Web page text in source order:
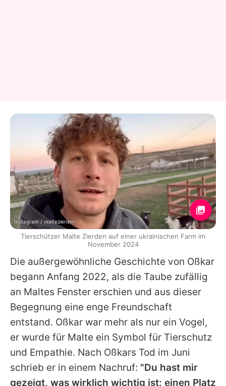
Die außergewöhnliche Geschichte von Oßkar
begann Anfang 2022, als die Taube zufällig
an Maltes Fenster erschien und aus dieser
Begegnung eine enge Freundschaft
entstand. Oßkar war mehr als nur ein Vogel,
er wurde für Malte ein Symbol für Tierschutz
und Empathie. Nach Oßkars Tod im Juni
schrieb er in einem Nachruf: "Du hast mir
gezeigt, was wirklich wichtig ist: einen Platz
Instagram / maltezierden
Tierschützer Malte Zierden auf einer ukrainischen Farm im
November 2024